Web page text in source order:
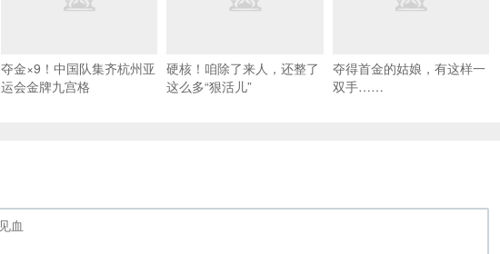
夺金×9！中国队集齐杭州亚
运会金牌九宫格
硬核！咱除了来人，还整了
这么多“狠活儿”
夺得首金的姑娘，有这样一
双手……